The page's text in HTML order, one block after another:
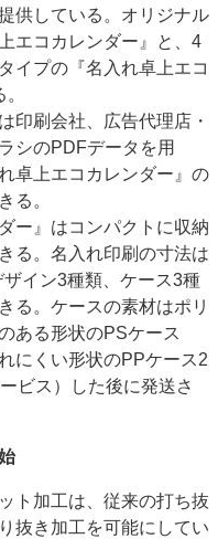
供している。オリジナル
エコカレンダー』と、4
イプの『名入れ卓上エコ
印刷会社、広告代理店・
シのPDFデータを用
卓上エコカレンダー』の
る。
ー』はコンパクトに収納
る。名入れ印刷の寸法は
イン3種類、ケース3種
る。ケースの素材はポリ
ある形状のPSケース
にくい形状のPPケース2
ビス）した後に発送さ
ト加工は、従来の打ち抜
抜き加工を可能にしてい